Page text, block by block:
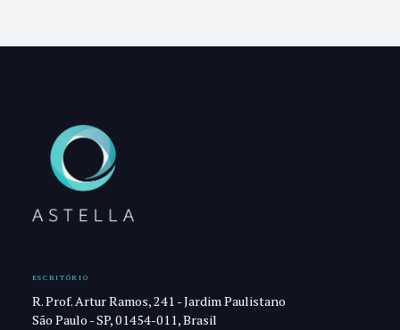
ESCRITÓRIO
R. Prof. Artur Ramos, 241 - Jardim Paulistano
São Paulo - SP, 01454-011, Brasil